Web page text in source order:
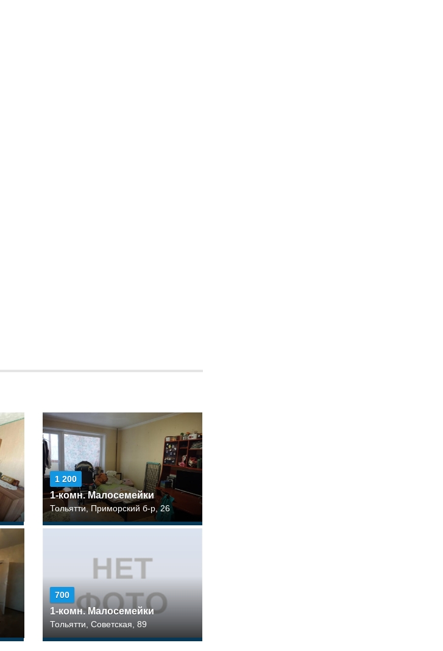
1 200
1-комн. Малосемейки
Тольятти, Приморский б-р, 26
700
1-комн. Малосемейки
Тольятти, Советская, 89